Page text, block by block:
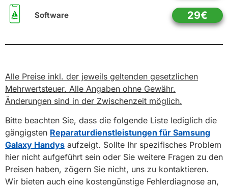
Software 29€
Alle Preise inkl. der jeweils geltenden gesetzlichen
Mehrwertsteuer. Alle Angaben ohne Gewähr.
Änderungen sind in der Zwischenzeit möglich.
Bitte beachten Sie, dass die folgende Liste lediglich die
gängigsten Reparaturdienstleistungen für Samsung
Galaxy Handys aufzeigt. Sollte Ihr spezifisches Problem
hier nicht aufgeführt sein oder Sie weitere Fragen zu den
Preisen haben, zögern Sie nicht, uns zu kontaktieren.
Wir bieten auch eine kostengünstige Fehlerdiagnose an,